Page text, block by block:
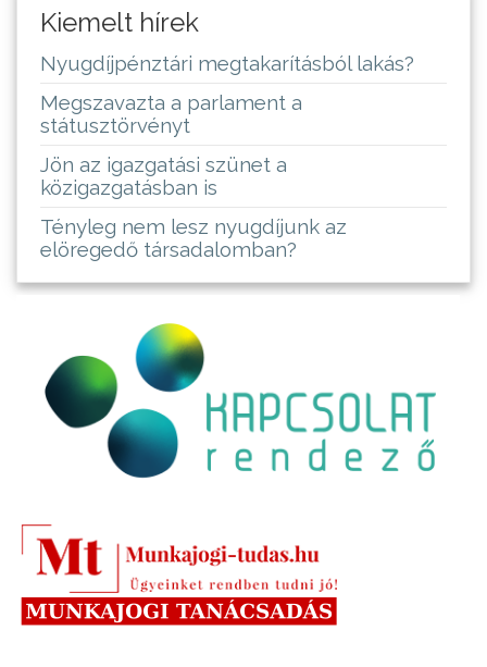
Kiemelt hírek
Nyugdíjpénztári megtakarításból lakás?
Megszavazta a parlament a
státusztörvényt
Jön az igazgatási szünet a
közigazgatásban is
Tényleg nem lesz nyugdíjunk az
elöregedő társadalomban?